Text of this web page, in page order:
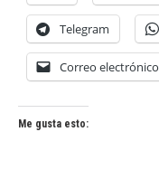
Telegram
Correo electrónico
Me gusta esto: